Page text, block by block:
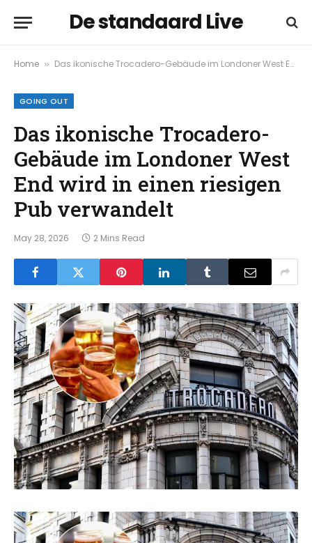
De standaard Live
Home » Das ikonische Trocadero-Gebäude im Londoner West End wird in einen riesigen Pub verwandelt
GOING OUT
Das ikonische Trocadero-
Gebäude im Londoner West
End wird in einen riesigen
Pub verwandelt
May 28, 2026 2 Mins Read